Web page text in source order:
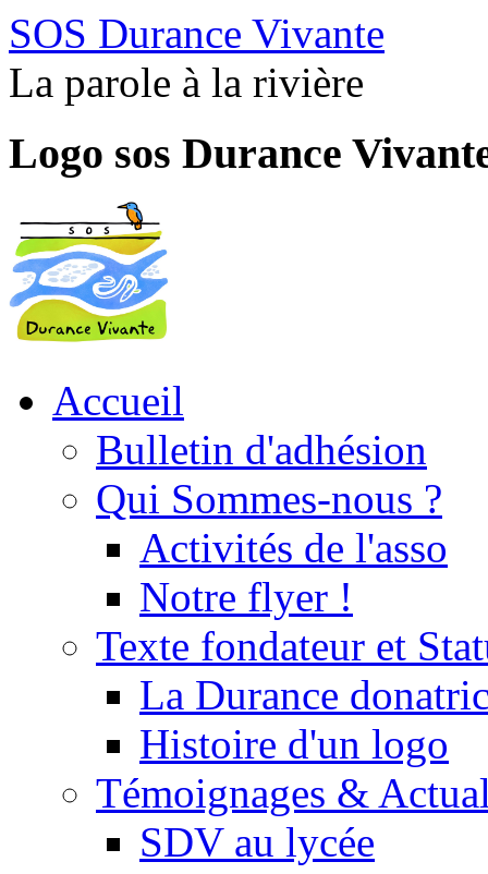
SOS Durance Vivante
La parole à la rivière
Logo sos Durance
Accueil
Bulletin d'adhésion
Qui Sommes-nous ?
Activités de l'asso
Notre flyer !
Texte fondateur et
La Durance
Histoire d'un logo
Témoignages &
SDV au lycée